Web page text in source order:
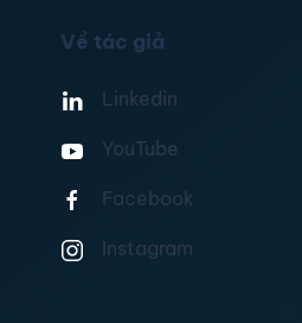
Về tác giả
Linkedin
YouTube
Facebook
Instagram